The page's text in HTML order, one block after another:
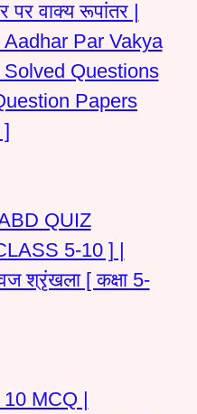
पर वाक्य रूपांतर |
Par Vakya
Questions
Papers
QUIZ
5-10 ] |
श्रृंखला [ कक्षा 5-
MCQ |